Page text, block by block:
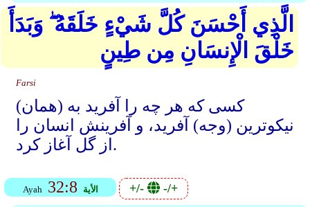
الَّذِي أَحْسَنَ كُلَّ شَيْءٍ خَلَقَهُ ۖ وَبَدَأَ
خَلْقَ الْإِنسَانِ مِن طِينٍ
Farsi
(همان) کسی که هر چه را آفرید به
نیکوترین (وجه) آفرید، و آفرینش انسان را
از گل آغاز کرد.
Ayah 32:8 الأية +/- -/+